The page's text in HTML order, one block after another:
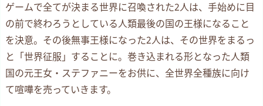
ゲームで全てが決まる世界に召喚された2人は、手始めに目
の前で終わろうとしている人類最後の国の王様になること
を決意。その後無事王様になった2人は、その世界をまるっ
と「世界征服」することに。巻き込まれる形となった人類
国の元王女・ステファニーをお供に、全世界全種族に向け
て喧嘩を売っていきます。